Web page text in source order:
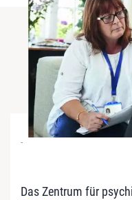
-
Das Zentrum für